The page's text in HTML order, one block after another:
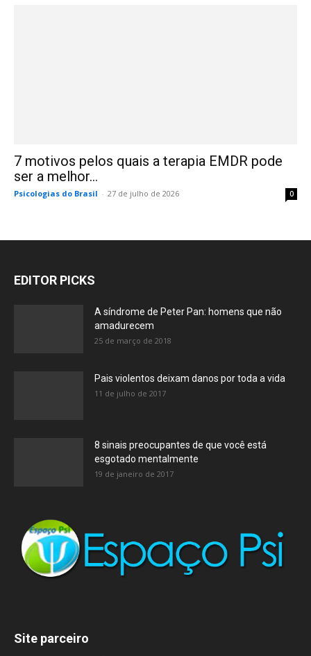
7 motivos pelos quais a terapia EMDR pode
ser a melhor...
Psicologias do Brasil - 27 de julho de 2026 0
EDITOR PICKS
A síndrome de Peter Pan: homens que não
amadurecem
25 de março de 2018
Pais violentos deixam danos por toda a vida
11 de julho de 2017
8 sinais preocupantes de que você está
esgotado mentalmente
19 de janeiro de 2017
Site parceiro